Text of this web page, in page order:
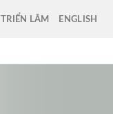
TRIỂN LÃM ENGLISH